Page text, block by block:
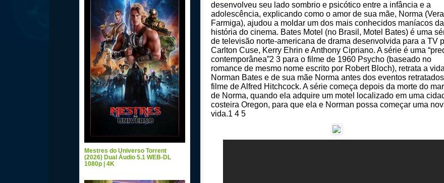
desenvolveu seu lado sombrio e psicótico entre a infância e a
adolescência, explicando como o amor de sua mãe, Norma (Vera
Farmiga), ajudou a moldar um dos mais conhecidos maníacos da
história do cinema. Bates Motel (no Brasil, Motel Bates) é uma
de televisão norte-americana de drama desenvolvida para a TV
Carlton Cuse, Kerry Ehrin e Anthony Cipriano. A série é uma
contemporânea”2 3 para o filme de 1960 Psycho (baseado no
romance de mesmo nome escrito por Robert Bloch), retrata a
Norman Bates e de sua mãe Norma antes dos eventos
filme de Alfred Hitchcock. A série começa depois da morte do
de Norma, quando ela adquire um motel localizado em uma
costeira Oregon, para que ela e Norman possa começar uma
vida.1 4 5
Mestres do Universo Torrent
(2026) Dual Áudio 5.1 WEB-DL
1080p | 4K